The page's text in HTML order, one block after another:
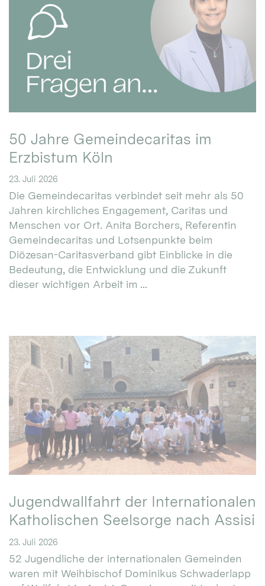
50 Jahre Gemeindecaritas im
Erzbistum Köln
23. Juli 2026
Die Gemeindecaritas verbindet seit mehr als 50
Jahren kirchliches Engagement, Caritas und
Menschen vor Ort. Anita Borchers, Referentin
Gemeindecaritas und Lotsenpunkte beim
Diözesan-Caritasverband gibt Einblicke in die
Bedeutung, die Entwicklung und die Zukunft
dieser wichtigen Arbeit im ...
Jugendwallfahrt der Internationalen
Katholischen Seelsorge nach Assisi
23. Juli 2026
52 Jugendliche der internationalen Gemeinden
waren mit Weihbischof Dominikus Schwaderlapp